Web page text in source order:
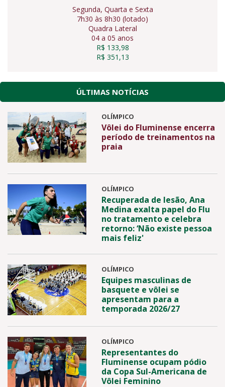
Segunda, Quarta e Sexta
7h30 às 8h30 (lotado)
Quadra Lateral
04 a 05 anos
R$ 133,98
R$ 351,13
ÚLTIMAS NOTÍCIAS
OLÍMPICO
Vôlei do Fluminense encerra
período de treinamentos na
praia
OLÍMPICO
Recuperada de lesão, Ana
Medina exalta papel do Flu
no tratamento e celebra
retorno: ‘Não existe pessoa
mais feliz'
OLÍMPICO
Equipes masculinas de
basquete e vôlei se
apresentam para a
temporada 2026/27
OLÍMPICO
Representantes do
Fluminense ocupam pódio
da Copa Sul-Americana de
Vôlei Feminino